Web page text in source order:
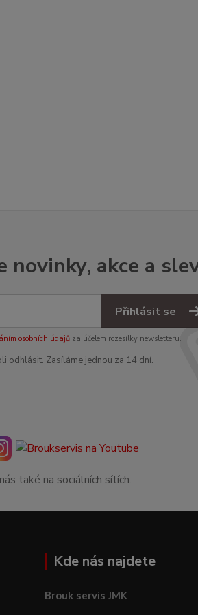
novinky, akce a
Přihlásit se
osobních údajůza účelem rozesílky newsletteru.
odhlásit. Zasíláme jednou za 14 dní.
také na sociálních sítích.
Kde nás najdete
Brouk servis JMK